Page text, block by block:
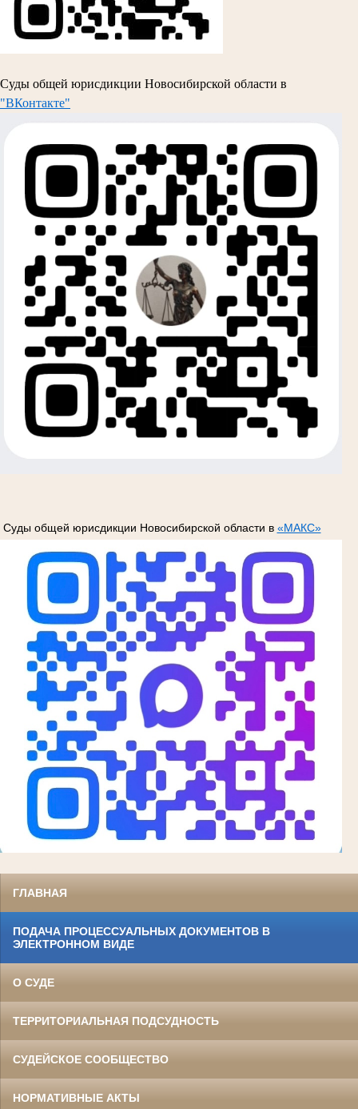
Суды общей юрисдикции Новосибирской области в
"ВКонтакте"
Суды общей юрисдикции Новосибирской области в «МАКС»
ГЛАВНАЯ
ПОДАЧА ПРОЦЕССУАЛЬНЫХ ДОКУМЕНТОВ В
ЭЛЕКТРОННОМ ВИДЕ
О СУДЕ
ТЕРРИТОРИАЛЬНАЯ ПОДСУДНОСТЬ
СУДЕЙСКОЕ СООБЩЕСТВО
НОРМАТИВНЫЕ АКТЫ